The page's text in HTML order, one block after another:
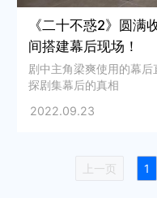
《二十不惑2》圆满
间搭建幕后现场！
剧中主角梁爽使用的幕
探剧集幕后的真相
2022.09.23
上一页 1